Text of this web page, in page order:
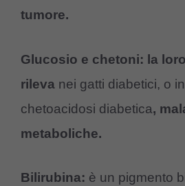
tumore.
Glucosio e chetoni: la
rileva nei gatti diabetici, o
chetoacidosi diabetica,
metaboliche.
Bilirubina: è un pigmento